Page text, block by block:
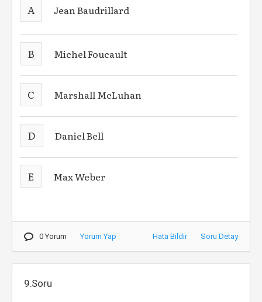
A Jean Baudrillard
B Michel Foucault
C Marshall McLuhan
D Daniel Bell
E Max Weber
0 Yorum Yorum Yap Hata Bildir Soru Detay
9.Soru